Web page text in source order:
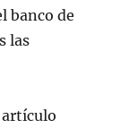
banco de
las
artículo